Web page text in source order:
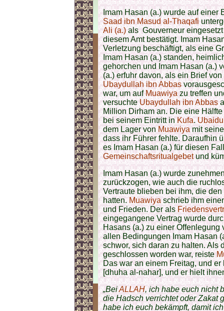
Imam Hasan (a.) wurde auf einer
Saad ibn Masud al-Thaqafi
Ali (a.)als Gouverneur eingesetzt
diesem Amt bestätigt. Imam
Verletzung beschäftigt, als eine
Imam Hasan (a.) standen,
gehorchen und Imam Hasan (a.)
(a.) erfuhr davon, als ein Brief von
Ubaydullah ibn Abbas
war, um aufMuawiyazu treffen
versuchteUbaydullah ibn Abbas
Million Dirham an. Die eine
bei seinem Eintritt inKufa.
dem Lager vonMuawiyamit
dass ihr Führer fehlte. Daraufhin
es Imam Hasan (a.) für diesen
Gemeinschaftsritualgebetund
Imam Hasan (a.) wurde
zurückzogen, wie auch die
Vertraute blieben bei ihm, die
hatten.Muawiyaschrieb ihm
und Frieden. Der als
eingegangene Vertrag wurde
Hasans (a.) zu einer Offenlegung
allen Bedingungen Imam Hasan
schwor, sich daran zu halten. Als
geschlossen worden war, reiste
Das war an einem Freitag, und
[dhuha al-nahar], und er hielt
„BeiALLAH, ich habe euch nicht
die Hadsch verrichtet oder Zakat
habe ich euch bekämpft, damit